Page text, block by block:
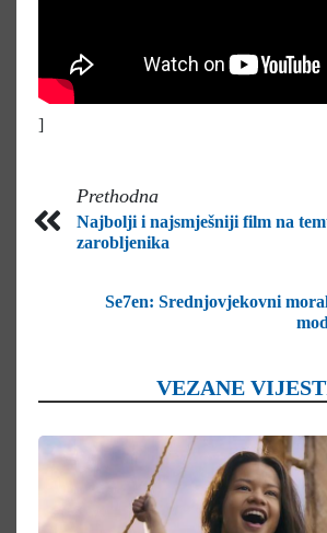
]
Prethodna
Najbolji i najsmješniji film na
zarobljenika
Se7en: Srednjovjekovni
VEZANE